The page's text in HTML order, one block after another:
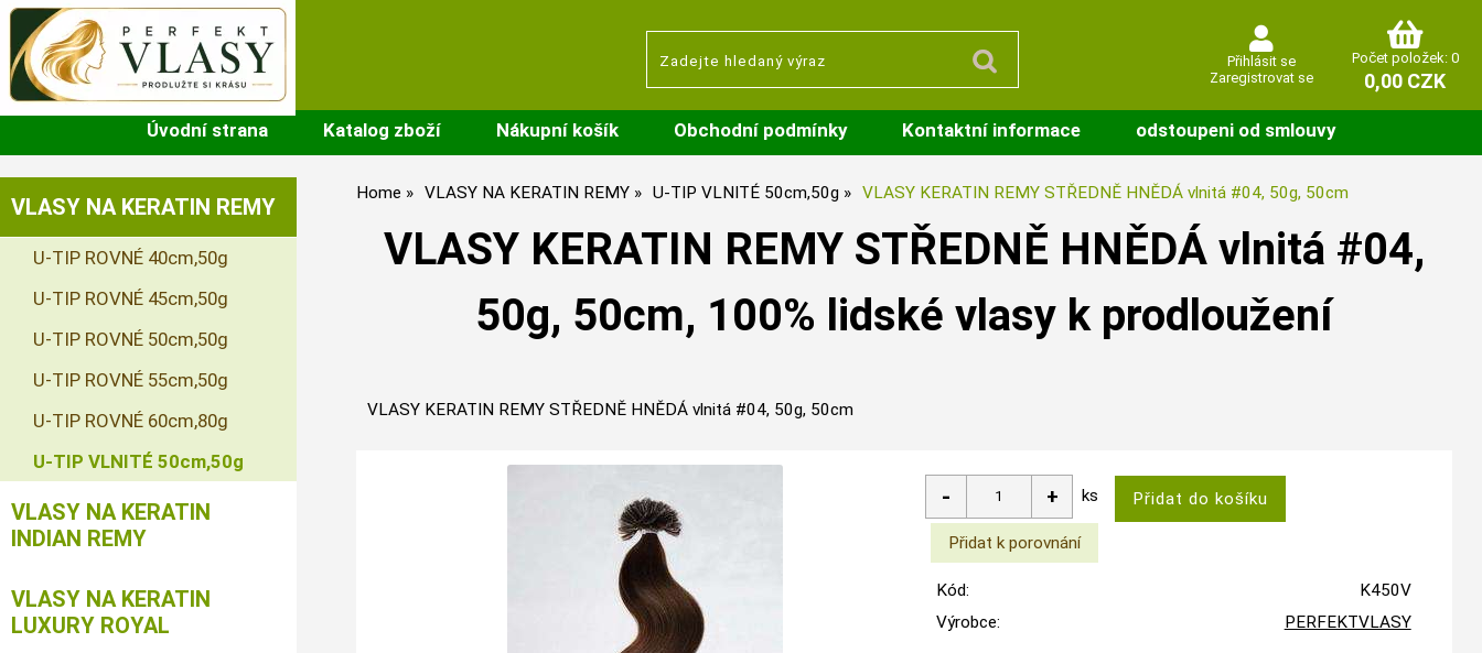
Počet položek: 0
0,00 CZK
Přihlásit se
Zaregistrovat se
Úvodní strana Katalog zboží Nákupní košík Obchodní podmínky Kontaktní informace odstoupeni od smlouvy
Home VLASY NA KERATIN REMY U-TIP VLNITÉ 50cm,50g VLASY KERATIN REMY STŘEDNĚ HNĚDÁ vlnitá #04, 50g, 50cm
VLASY KERATIN REMY STŘEDNĚ HNĚDÁ vlnitá #04,
50g, 50cm, 100% lidské vlasy k prodloužení
VLASY KERATIN REMY STŘEDNĚ HNĚDÁ vlnitá #04, 50g, 50cm
ks
Kód:
K450V
Výrobce:
PERFEKTVLASY
VLASY NA KERATIN REMY
U-TIP ROVNÉ 40cm,50g
U-TIP ROVNÉ 45cm,50g
U-TIP ROVNÉ 50cm,50g
U-TIP ROVNÉ 55cm,50g
U-TIP ROVNÉ 60cm,80g
U-TIP VLNITÉ 50cm,50g
VLASY NA KERATIN
INDIAN REMY
VLASY NA KERATIN
LUXURY ROYAL